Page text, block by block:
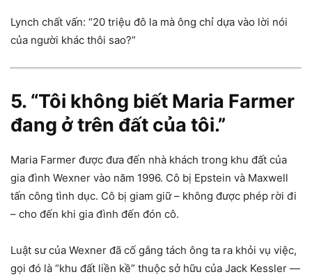
Lynch chất vấn: “20 triệu đô la mà ông chỉ dựa vào lời nói
của người khác thôi sao?”
5. “Tôi không biết Maria Farmer
đang ở trên đất của tôi.”
Maria Farmer được đưa đến nhà khách trong khu đất của
gia đình Wexner vào năm 1996. Cô bị Epstein và Maxwell
tấn công tình dục. Cô bị giam giữ – không được phép rời đi
– cho đến khi gia đình đến đón cô.
Luật sư của Wexner đã cố gắng tách ông ta ra khỏi vụ việc,
gọi đó là “khu đất liền kề” thuộc sở hữu của Jack Kessler —